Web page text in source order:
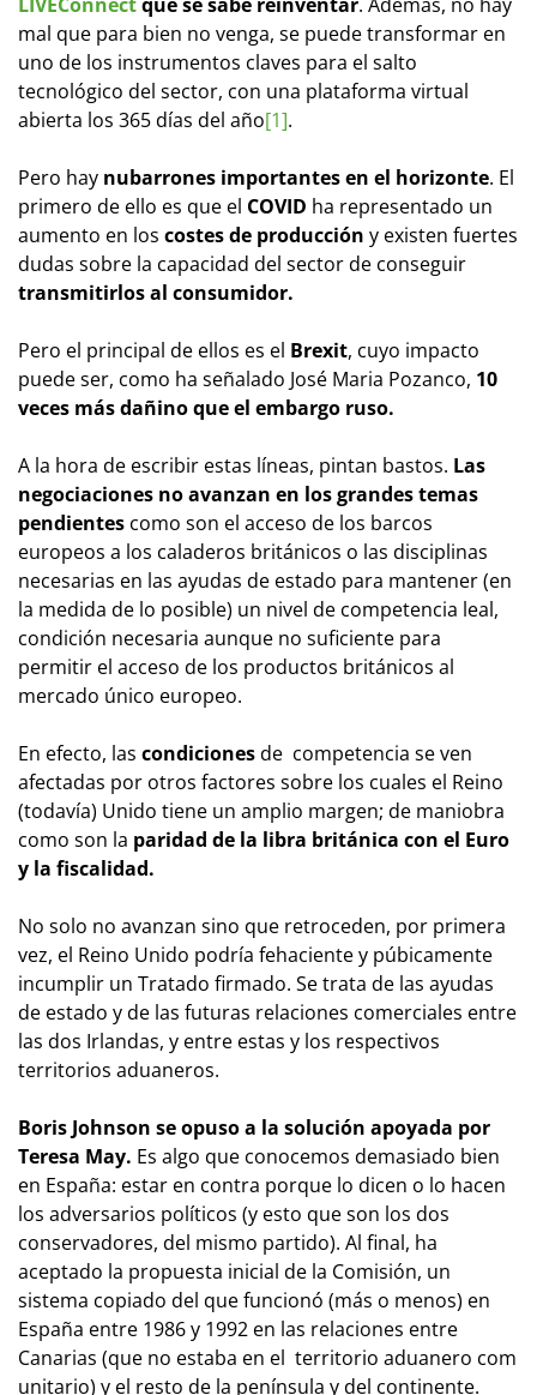
mal que para bien no venga, se puede transformar en
uno de los instrumentos claves para el salto
tecnológico del sector, con una plataforma virtual
abierta los 365 días del año[1].
Pero hay nubarrones importantes en el horizonte. El
primero de ello es que el COVID ha representado un
aumento en los costes de producción y existen fuertes
dudas sobre la capacidad del sector de conseguir
transmitirlos al consumidor.
Pero el principal de ellos es el Brexit, cuyo impacto
puede ser, como ha señalado José Maria Pozanco, 10
veces más dañino que el embargo ruso.
A la hora de escribir estas líneas, pintan bastos. Las
negociaciones no avanzan en los grandes temas
pendientes como son el acceso de los barcos
europeos a los caladeros británicos o las disciplinas
necesarias en las ayudas de estado para mantener (en
la medida de lo posible) un nivel de competencia leal,
condición necesaria aunque no suficiente para
permitir el acceso de los productos británicos al
mercado único europeo.
En efecto, las condicionesde competencia se ven
afectadas por otros factores sobre los cuales el Reino
(todavía) Unido tiene un amplio margen; de maniobra
como son la paridad de la libra británica con el Euro
y la fiscalidad.
No solo no avanzan sino que retroceden, por primera
vez, el Reino Unido podría fehaciente y púbicamente
incumplir un Tratado firmado. Se trata de las ayudas
de estado y de las futuras relaciones comerciales entre
las dos Irlandas, y entre estas y los respectivos
territorios aduaneros.
Boris Johnson se opuso a la solución apoyada por
Teresa May. Es algo que conocemos demasiado bien
en España: estar en contra porque lo dicen o lo hacen
los adversarios políticos (y esto que son los dos
conservadores, del mismo partido). Al final, ha
aceptado la propuesta inicial de la Comisión, un
sistema copiado del que funcionó (más o menos) en
España entre 1986 y 1992 en las relaciones entre
Canarias (que no estaba en el territorio aduanero com
unitario) y el resto de la península y del continente.